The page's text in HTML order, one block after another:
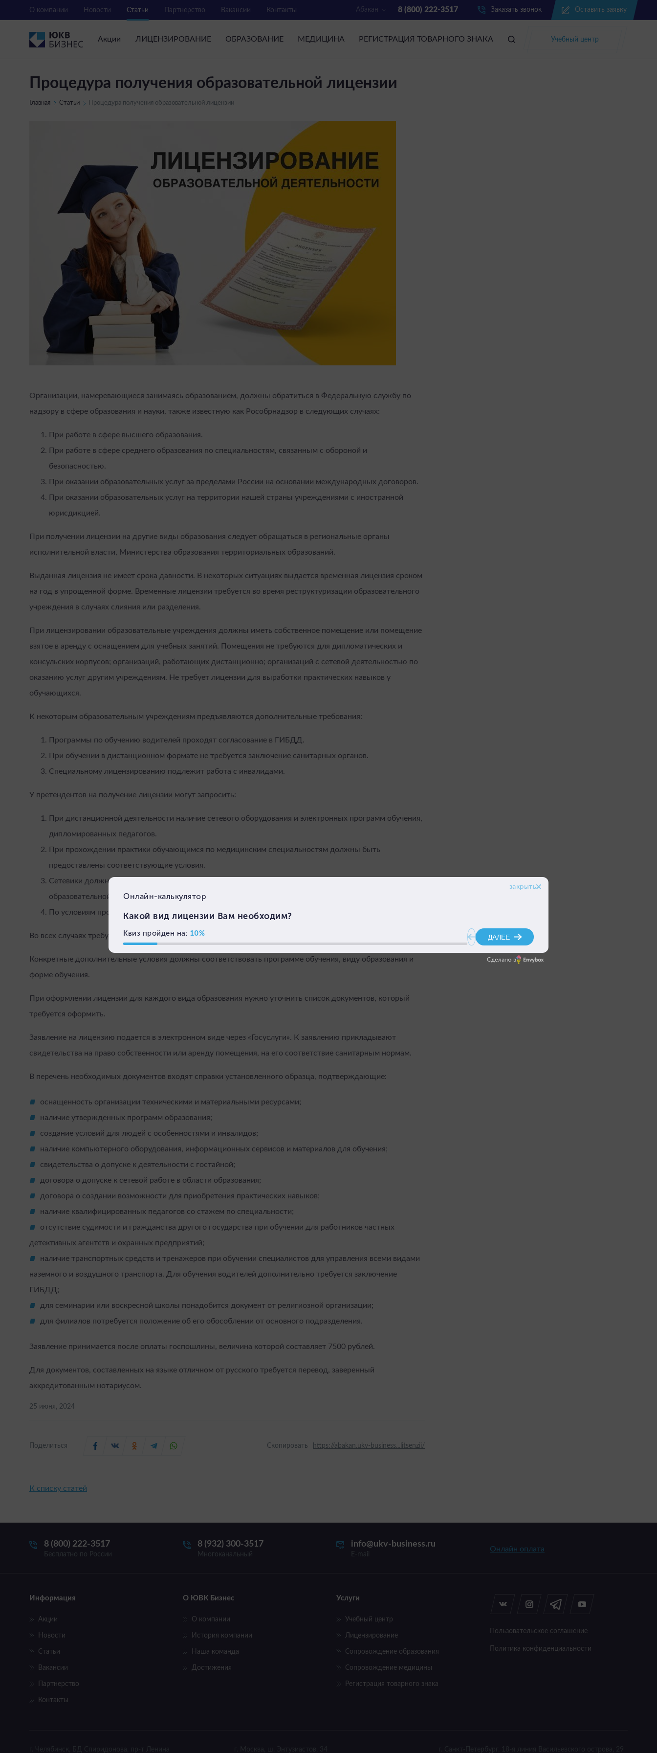
О компании Новости Статьи Партнерство Вакансии Контакты Абакан 8 (800) 222-3517 Заказать звонок Оставить заявку
Акции ЛИЦЕНЗИРОВАНИЕ ОБРАЗОВАНИЕ МЕДИЦИНА РЕГИСТРАЦИЯ ТОВАРНОГО ЗНАКА Учебный центр
Процедура получения образовательной лицензии
Главная Статьи Процедура получения образовательной лицензии
Организации, намеревающиеся занимаясь образованием, должны обратиться в Федеральную службу по
надзору в сфере образования и науки, также известную как Рособрнадзор в следующих случаях:
При работе в сфере высшего образования.
При работе в сфере среднего образования по специальностям, связанным с обороной и
безопасностью.
При оказании образовательных услуг за пределами России на основании международных договоров.
При оказании образовательных услуг на территории нашей страны учреждениями с иностранной
юрисдикцией.
При получении лицензии на другие виды образования следует обращаться в региональные органы
исполнительной власти, Министерства образования территориальных образований.
Выданная лицензия не имеет срока давности. В некоторых ситуациях выдается временная лицензия сроком
на год в упрощенной форме. Временные лицензии требуется во время реструктуризации образовательного
учреждения в случаях слияния или разделения.
При лицензировании образовательные учреждения должны иметь собственное помещение или помещение
взятое в аренду с оснащением для учебных занятий. Помещения не требуются для дипломатических и
консульских корпусов; организаций, работающих дистанционно; организаций с сетевой деятельностью по
оказанию услуг другим учреждениям. Не требует лицензии для выработки практических навыков у
обучающихся.
К некоторым образовательным учреждениям предъявляются дополнительные требования:
Программы по обучению водителей проходят согласование в ГИБДД.
При обучении в дистанционном формате не требуется заключение санитарных органов.
Специальному лицензированию подлежит работа с инвалидами.
У претендентов на получение лицензии могут запросить:
При дистанционной деятельности наличие сетевого оборудования и электронных программ обучения,
дипломированных педагогов.
При прохождении практики обучающимся по медицинским специальностям должны быть
предоставлены соответствующие условия.
Сетевики должны предоставлять договоры с учреждениями на осуществление совместной
образовательной деятельности.
По условиям программы обучения могут затребовать наличия допуска к гостайне.
Во всех случаях требуется свидетельство соблюдения требований к обеспечению здоровья обучающихся.
Конкретные дополнительные условия должны соответствовать программе обучения, виду образования и
форме обучения.
При оформлении лицензии для каждого вида образования нужно уточнить список документов, который
требуется оформить.
Заявление на лицензию подается в электронном виде через «Госуслуги». К заявлению прикладывают
свидетельства на право собственности или аренду помещения, на его соответствие санитарным нормам.
В перечень необходимых документов входят справки установленного образца, подтверждающие:
оснащенность организации техническими и материальными ресурсами;
наличие утвержденных программ образования;
создание условий для людей с особенностями и инвалидов;
наличие компьютерного оборудования, информационных сервисов и материалов для обучения;
свидетельства о допуске к деятельности с гостайной;
договора о допуске к сетевой работе в области образования;
договора о создании возможности для приобретения практических навыков;
наличие квалифицированных педагогов со стажем по специальности;
отсутствие судимости и гражданства другого государства при обучении для работников частных
детективных агентств и охранных предприятий;
наличие транспортных средств и тренажеров при обучении специалистов для управления всеми видами
наземного и воздушного транспорта. Для обучения водителей дополнительно требуется заключение
ГИБДД;
для семинарии или воскресной школы понадобится документ от религиозной организации;
для филиалов потребуется положение об его обособлении от основного подразделения.
Заявление принимается после оплаты госпошлины, величина которой составляет 7500 рублей.
Для документов, составленных на языке отличном от русского требуется перевод, заверенный
аккредитованным нотариусом.
25 июня, 2024
Поделиться Скопировать https://abakan.ukv-business...litsenzii/
К списку статей
8 (800) 222-3517
Бесплатно по России
8 (932) 300-3517
Многоканальный
info@ukv-business.ru
E-mail
Онлайн оплата
Информация
Акции
Новости
Статьи
Вакансии
Партнерство
Контакты
О ЮВК Бизнес
О компании
История компании
Наша команда
Достижения
Услуги
Учебный центр
Лицензирование
Сопровождение образования
Сопровождение медицины
Регистрация товарного знака
Пользовательское соглашение
Политика конфиденциальности
Сделано в